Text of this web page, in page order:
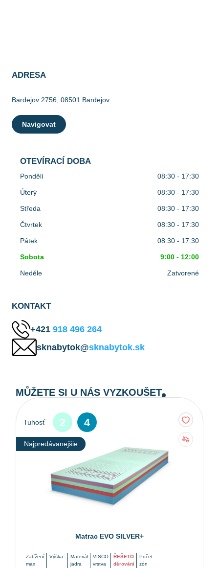
ADRESA
Bardejov 2756, 08501 Bardejov
Navigovat
OTEVÍRACÍ DOBA
Pondělí 08:30 - 17:30
Úterý 08:30 - 17:30
Středa 08:30 - 17:30
Čtvrtek 08:30 - 17:30
Pátek 08:30 - 17:30
Sobota 9:00 - 12:00
Neděle Zatvorené
KONTAKT
+421 918 496 264
sknabytok@sknabytok.sk
MŮŽETE SI U NÁS VYZKOUŠET
Tuhosť 2 4
Najpredávanejšie
Matrac EVO SILVER+
Zatížení
max
Výška
Materiál
jadra
VISCO
vrstva
ŘEŠETO
děrování
Počet
zón